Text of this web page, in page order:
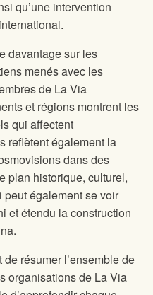
qu’une intervention
davantage sur les
menés avec les
de La Via
et régions montrent les
qui affectent
reflètent également la
dans des
plan historique, culturel,
également se voir
et étendu la construction
résumer l’ensemble de
organisations de La Via